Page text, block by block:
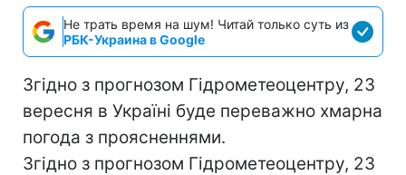
Не трать время на шум! Читай только суть из
РБК-Украина в Google
Згідно з прогнозом Гідрометеоцентру, 23
вересня в Україні буде переважно хмарна
погода з проясненнями.
Згідно з прогнозом Гідрометеоцентру, 23